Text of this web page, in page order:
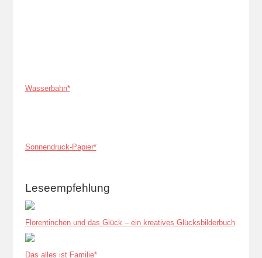
Wasserbahn*
Sonnendruck-Papier*
Leseempfehlung
Florentinchen und das Glück – ein kreatives Glücksbilderbuch
Das alles ist Familie*